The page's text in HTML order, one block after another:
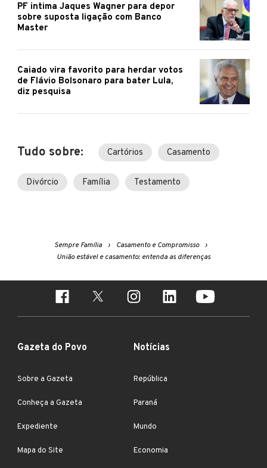
PF intima Jaques Wagner para depor
sobre suposta ligação com Banco
Master
Caiado vira favorito para herdar votos
de Flávio Bolsonaro para bater Lula,
diz pesquisa
Tudo sobre: Cartórios Casamento
Divórcio Família Testamento
Sempre Família
Casamento e Compromisso
União estável e casamento: entenda as diferenças
Gazeta do Povo
Sobre a Gazeta
Conheça a Gazeta
Expediente
Mapa do Site
Notícias
República
Paraná
Mundo
Economia